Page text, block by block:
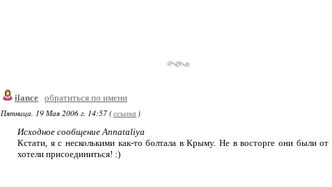
ilance обратиться по имени
Пятница, 19 Мая 2006 г. 14:57 (ссылка )
Исходное сообщение Annataliya
Кстати, я с несколькими как-то болтала в Крыму. Не в восторге они были от
хотели присоединиться! :)